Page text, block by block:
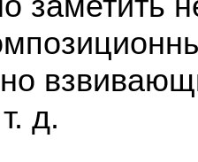
д.